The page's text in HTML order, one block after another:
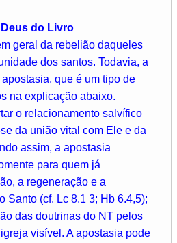
do Livro
geral da rebelião daqueles
dos santos. Todavia, a
que é um tipo de
na explicação abaixo.
o relacionamento salvífico
da união vital com Ele e da
assim, a apostasia
para quem já
a regeneração e a
Santo (cf. Lc 8.1 3; Hb 6.4,5);
das doutrinas do NT pelos
visível. A apostasia pode